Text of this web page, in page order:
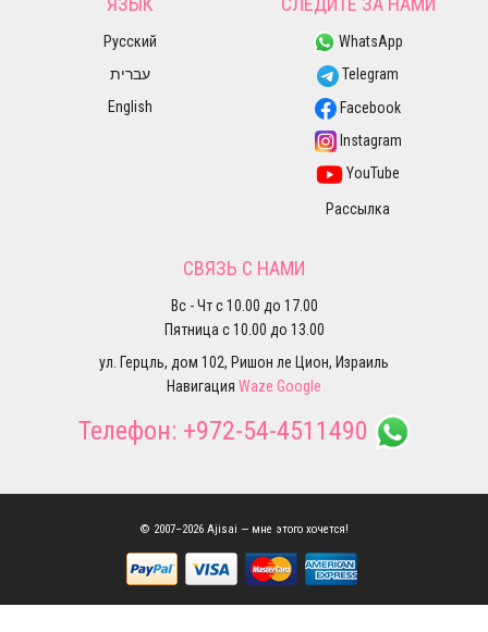
Русский
עברית
English
WhatsApp
Telegram
Facebook
Instagram
YouTube
Рассылка
СВЯЗЬ С НАМИ
Вс - Чт с 10.00 до 17.00
Пятница с 10.00 до 13.00
ул. Герцль, дом 102, Ришон ле Цион, Израиль
Навигация Waze Google
Телефон: +972-54-4511490
© 2007–2026 Ajisai — мне этого хочется!